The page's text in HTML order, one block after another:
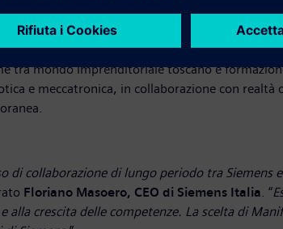
a disposizione competenze e
allo sviluppo delle competenze.
tra mondo imprenditoriale toscano e
e meccatronica, in collaborazione con
collaborazione di lungo periodo tra Siemens
Floriano Masoero, CEO di Siemens Italia . “
crescita delle competenze. La scelta di